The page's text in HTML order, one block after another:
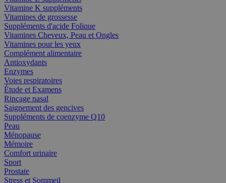
Vitamine K suppléments
Vitamines de grossesse
Suppléments d'acide Folique
Vitamines Cheveux, Peau et Ongles
Vitamines pour les yeux
Complément alimentaire
Antioxydants
Enzymes
Voies respiratoires
Étude et Examens
Rincage nasal
Saignement des gencives
Suppléments de coenzyme Q10
Peau
Ménopause
Mémoire
Comfort urinaire
Sport
Prostate
Stress et Sommeil